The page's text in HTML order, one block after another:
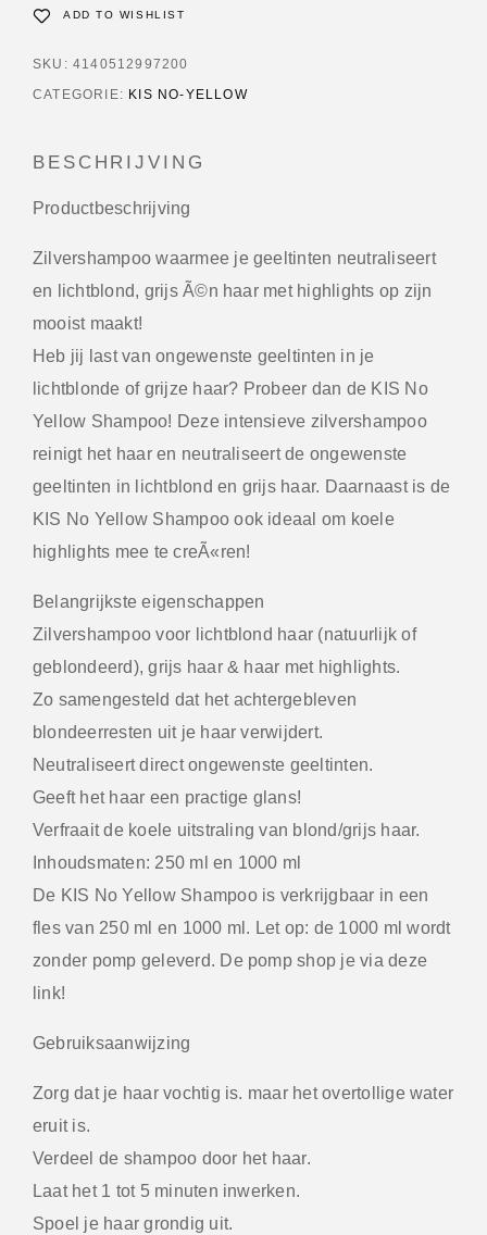
ADD TO WISHLIST
SKU: 4140512997200
CATEGORIE: KIS NO-YELLOW
BESCHRIJVING
Productbeschrijving
Zilvershampoo waarmee je geeltinten neutraliseert
en lichtblond, grijs Ã©n haar met highlights op zijn
mooist maakt!
Heb jij last van ongewenste geeltinten in je
lichtblonde of grijze haar? Probeer dan de KIS No
Yellow Shampoo! Deze intensieve zilvershampoo
reinigt het haar en neutraliseert de ongewenste
geeltinten in lichtblond en grijs haar. Daarnaast is de
KIS No Yellow Shampoo ook ideaal om koele
highlights mee te creÃ«ren!
Belangrijkste eigenschappen
Zilvershampoo voor lichtblond haar (natuurlijk of
geblondeerd), grijs haar & haar met highlights.
Zo samengesteld dat het achtergebleven
blondeerresten uit je haar verwijdert.
Neutraliseert direct ongewenste geeltinten.
Geeft het haar een practige glans!
Verfraait de koele uitstraling van blond/grijs haar.
Inhoudsmaten: 250 ml en 1000 ml
De KIS No Yellow Shampoo is verkrijgbaar in een
fles van 250 ml en 1000 ml. Let op: de 1000 ml wordt
zonder pomp geleverd. De pomp shop je via deze
link!
Gebruiksaanwijzing
Zorg dat je haar vochtig is. maar het overtollige water
eruit is.
Verdeel de shampoo door het haar.
Laat het 1 tot 5 minuten inwerken.
Spoel je haar grondig uit.